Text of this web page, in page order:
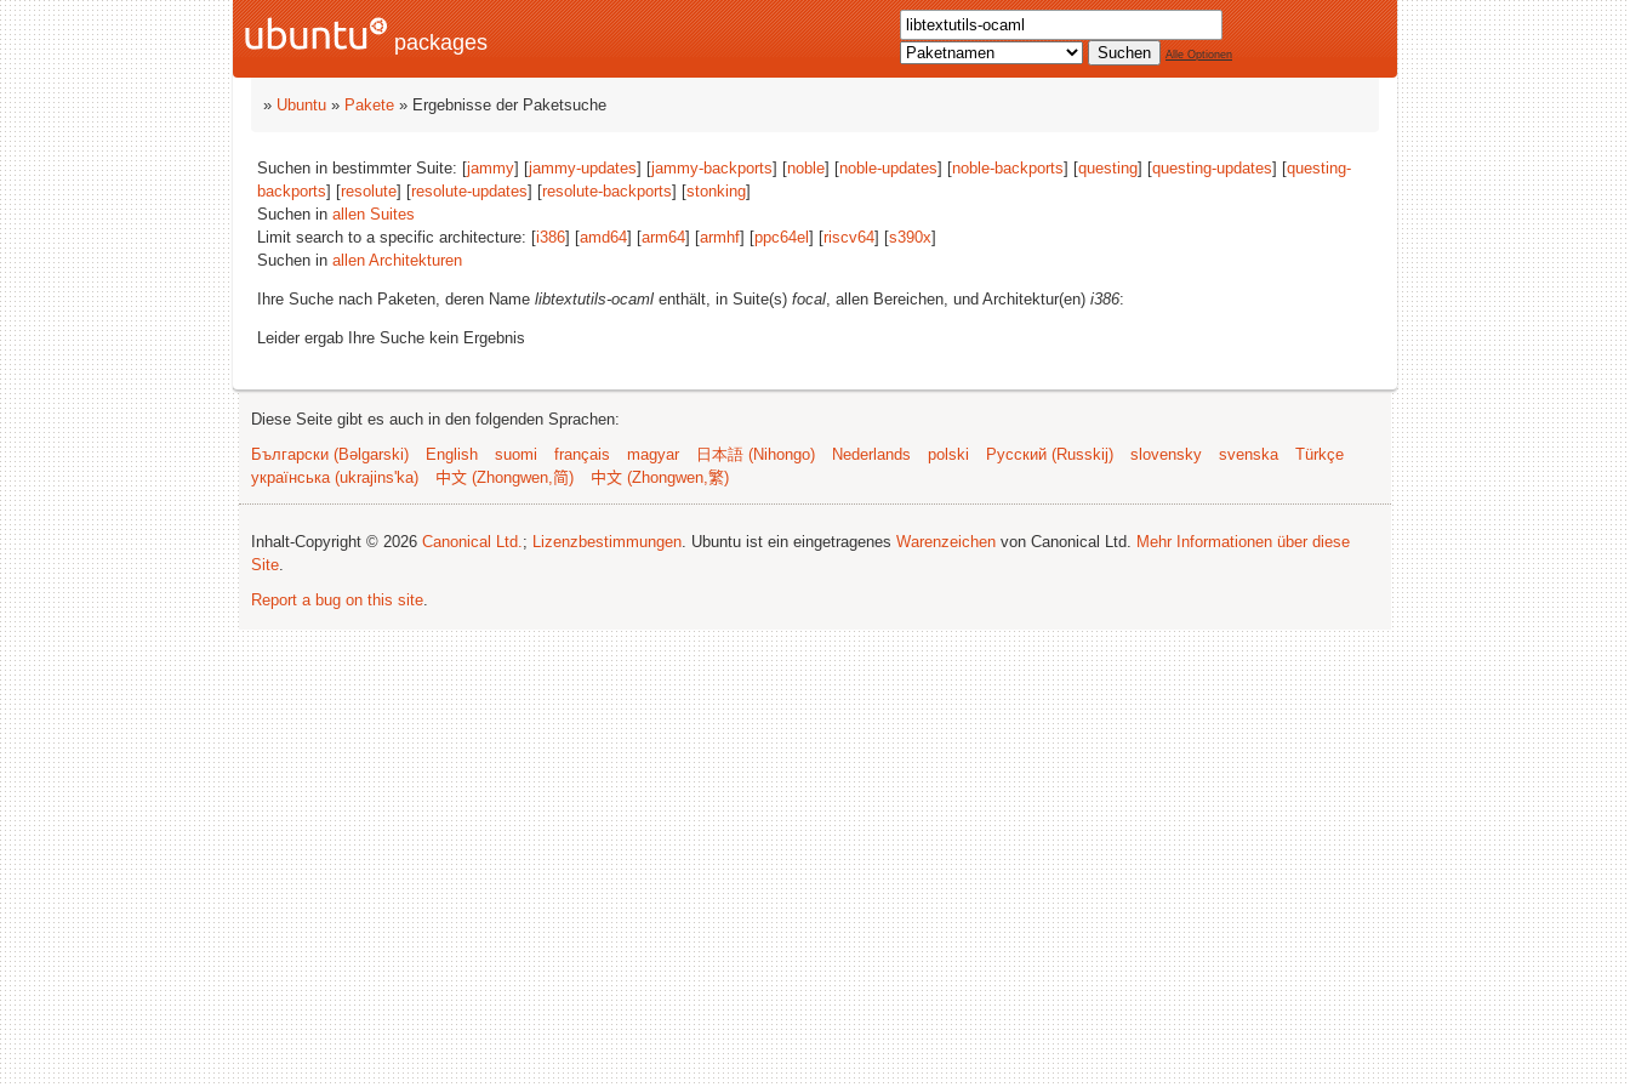
packages Alle Optionen
» Ubuntu » Pakete » Ergebnisse der Paketsuche
Suchen in bestimmter Suite: [jammy] [jammy-updates] [jammy-backports] [noble] [noble-updates] [noble-backports] [questing] [questing-updates] [questing-
backports] [resolute] [resolute-updates] [resolute-backports] [stonking]
Suchen in allen Suites
Limit search to a specific architecture: [i386] [amd64] [arm64] [armhf] [ppc64el ] [riscv64] [s390x]
Suchen in allen Architekturen
Ihre Suche nach Paketen, deren Name libtextutils-ocaml enthält, in Suite(s) focal, allen Bereichen, und Architektur(en) i386:
Leider ergab Ihre Suche kein Ergebnis
Diese Seite gibt es auch in den folgenden Sprachen:
Български (Bəlgarski)
English suomi français magyar 日本語 (Nihongo) Nederlands polski Русский (Russkij) slovensky svenska
Türkçe
українська (ukrajins'ka)
中文 (Zhongwen,简) 中文 (Zhongwen,繁)
Inhalt-Copyright © 2026 Canonical Ltd.; Lizenzbestimmungen. Ubuntu ist ein eingetragenes Warenzeichen von Canonical Ltd. Mehr Informationen über diese
Site.
Report a bug on this site.